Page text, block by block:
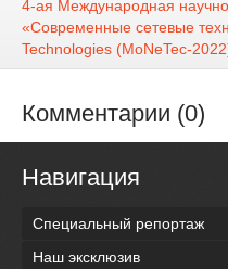
4-ая Международная
«Современные сетевые
Technologies (MoNeTec-
Комментарии (0)
Навигация
Специальный репортаж
Наш эксклюзив